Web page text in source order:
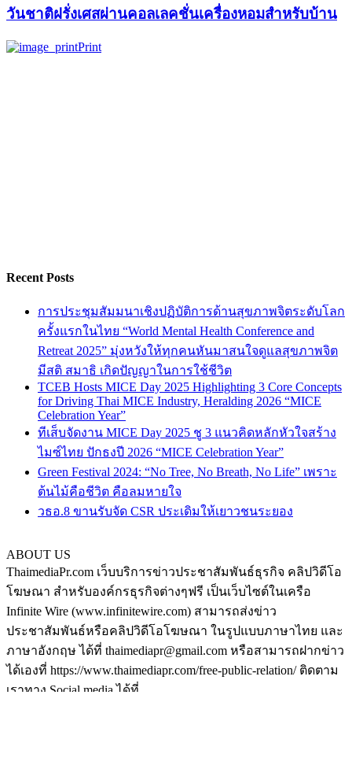
วันชาติฝรั่งเศสผ่านคอลเลคชั่นเครื่องหอมสำหรับบ้าน
Print
Recent Posts
การประชุมสัมมนาเชิงปฏิบัติการด้านสุขภาพจิตระดับโลก
ครั้งแรกในไทย “World Mental Health Conference and
Retreat 2025” มุ่งหวังให้ทุกคนหันมาสนใจดูแลสุขภาพจิต
มีสติ สมาธิ เกิดปัญญาในการใช้ชีวิต
TCEB Hosts MICE Day 2025 Highlighting 3 Core Concepts
for Driving Thai MICE Industry, Heralding 2026 “MICE
Celebration Year”
ทีเส็บจัดงาน MICE Day 2025 ชู 3 แนวคิดหลักหัวใจสร้าง
ไมซ์ไทย ปักธงปี 2026 “MICE Celebration Year”
Green Festival 2024: “No Tree, No Breath, No Life” เพราะ
ต้นไม้คือชีวิต คือลมหายใจ
วธอ.8 ขานรับจัด CSR ประเดิมให้เยาวชนระยอง
ABOUT US
ThaimediaPr.com เว็บบริการข่าวประชาสัมพันธ์ธุรกิจ คลิปวิดีโอ
โฆษณา สำหรับองค์กรธุรกิจต่างๆฟรี เป็นเว็บไซต์ในเครือ
Infinite Wire (www.infinitewire.com) สามารถส่งข่าว
ประชาสัมพันธ์หรือคลิปวิดีโอโฆษณา ในรูปแบบภาษาไทย และ
ภาษาอังกฤษ ได้ที่ thaimediapr@gmail.com หรือสามารถฝากข่าว
ได้เองที่ https://www.thaimediapr.com/free-public-relation/ ติดตาม
เราทาง Social media ได้ที่